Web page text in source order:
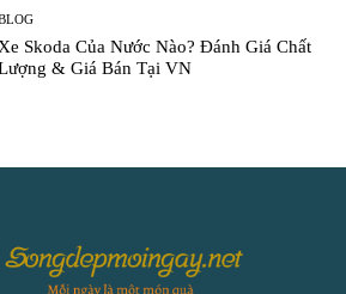
Skoda Của Nước Nào? Đánh Giá Chất
& Giá Bán Tại VN